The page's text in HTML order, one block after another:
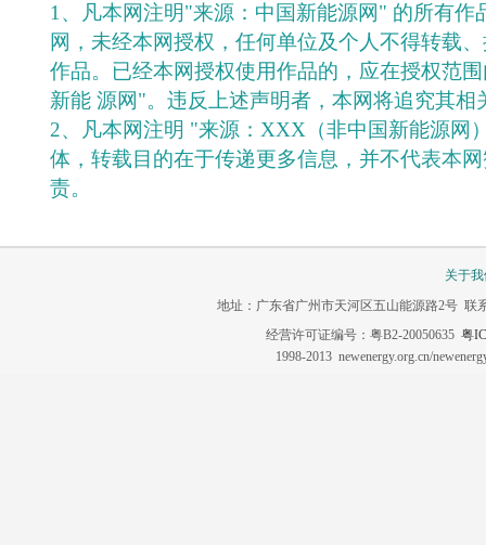
1、凡本网注明"来源：中国新能源网" 的所有作
网，未经本网授权，任何单位及个人不得转载
作品。已经本网授权使用作品的，应在授权范
新能 源网"。违反上述声明者，本网将追究其相
2、凡本网注明 "来源：XXX（非中国新能源网
体，转载目的在于传递更多信息，并不代表本
责。
关于
地址：广东省广州市天河区五山能源路2号 联
经营许可证编号：粤B2-20050635 粤
1998-2013 newenergy.org.cn/